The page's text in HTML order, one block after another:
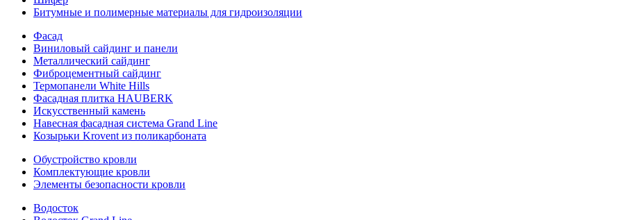
Битумные и полимерные материалы для гидроизоляции
Фасад
Виниловый сайдинг и панели
Металлический сайдинг
Фиброцементный сайдинг
Термопанели White Hills
Фасадная плитка HAUBERK
Искусственный камень
Навесная фасадная система Grand Line
Козырьки Krovent из поликарбоната
Обустройство кровли
Комплектующие кровли
Элементы безопасности кровли
Водосток